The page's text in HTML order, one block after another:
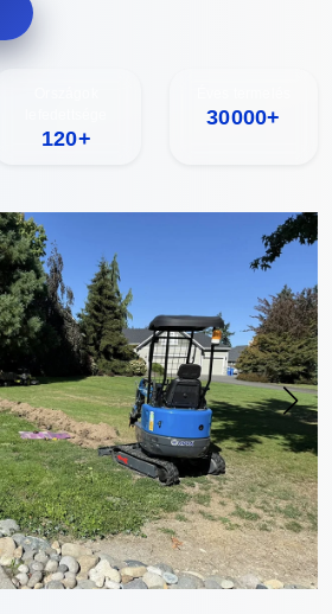
120+
30000+